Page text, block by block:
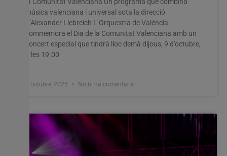
música valenciana i universal sota la direcció
d’Alexander Liebreich L’Orquestra de València
commemora el Dia de la Comunitat Valenciana amb un
concert especial que tindrà lloc demà dijous, 9 d’octubre,
a les 19.00
8 octubre, 2025 No hi ha comentaris